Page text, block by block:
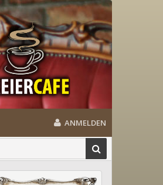
ANMELDEN